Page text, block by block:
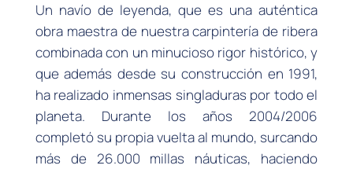
Un navío de leyenda, que es una auténtica
obra maestra de nuestra carpintería de ribera
combinada con un minucioso rigor histórico, y
que además desde su construcción en 1991,
ha realizado inmensas singladuras por todo el
planeta. Durante los años 2004/2006
completó su propia vuelta al mundo, surcando
más de 26.000 millas náuticas, haciendo